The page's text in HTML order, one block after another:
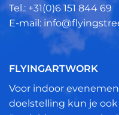
Tel.: +31(0)6 151 844 69
E-mail:
FLYINGARTWORK
Voor indoor
doelstelling kun je